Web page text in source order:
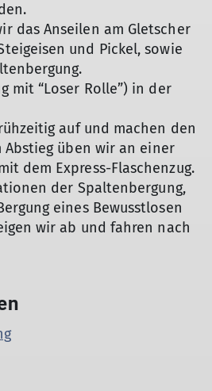
das Anseilen am Gletscher
und Pickel, sowie
mit “Loser Rolle”) in der
auf und machen den
Abstieg üben wir an einer
dem Express-Flaschenzug.
der Spaltenbergung,
eines Bewusstlosen
wir ab und fahren nach